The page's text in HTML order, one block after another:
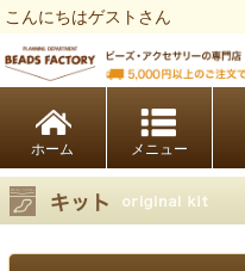
こんにちはゲストさん
ホーム